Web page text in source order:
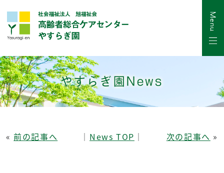
やすらぎ園News
« 前の記事へ │ News TOP │ 次の記事へ »